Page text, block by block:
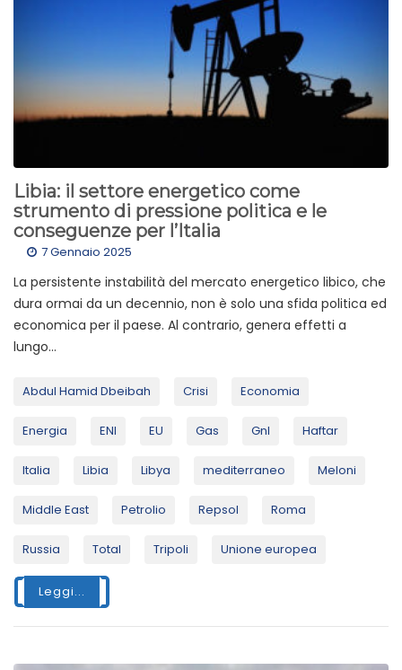
Libia: il settore energetico come
strumento di pressione politica e le
conseguenze per l’Italia
7 Gennaio 2025
La persistente instabilità del mercato energetico libico, che
dura ormai da un decennio, non è solo una sfida politica ed
economica per il paese. Al contrario, genera effetti a
lungo...
Abdul Hamid Dbeibah Crisi Economia
Energia ENI EU Gas Gnl Haftar
Italia Libia Libya mediterraneo Meloni
Middle East Petrolio Repsol Roma
Russia Total Tripoli Unione europea
Leggi...